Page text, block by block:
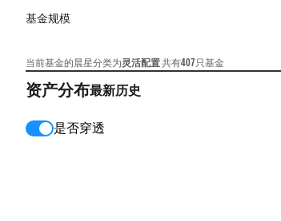
基金规模
当前基金的晨星分类为灵活配置共有407只基金
资产分布最新历史
是否穿透